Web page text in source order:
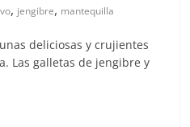
, jengibre, mantequilla
deliciosas y crujientes
Las galletas de jengibre y